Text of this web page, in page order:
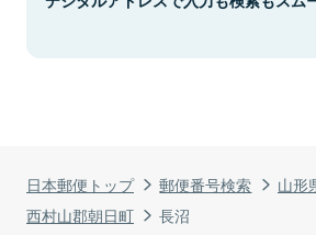
日本郵便トップ 郵便番号検索
山形
西村山郡朝日町
長沼